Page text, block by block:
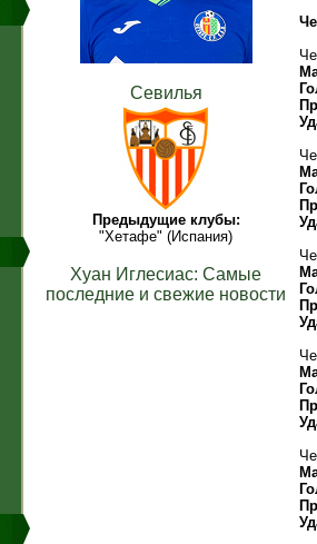
Севилья
Предыдущие клубы:
"Хетафе" (Испания)
Хуан Иглесиас: Самые
последние и свежие новости